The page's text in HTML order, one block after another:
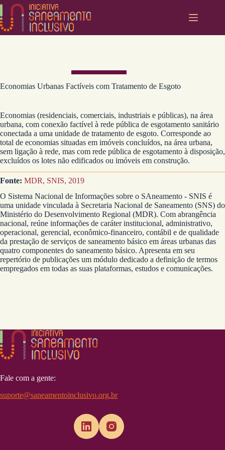
Pular
o
conteúdo
Economias Urbanas Factíveis com Tratamento de Esgoto
Economias (residenciais, comerciais, industriais e públicas), na área
urbana, com conexão factível à rede pública de esgotamento sanitário
conectada a uma unidade de tratamento de esgoto. Corresponde ao
total de economias situadas em imóveis concluídos, na área urbana,
sem ligação à rede, mas com rede pública de esgotamento à disposição,
excluídos os lotes não edificados ou imóveis em construção.
Fonte: MDR, SNIS, 2019
O Sistema Nacional de Informações sobre o SAneamento - SNIS é
uma unidade vinculada à Secretaria Nacional de Saneamento (SNS) do
Ministério do Desenvolvimento Regional (MDR). Com abrangência
nacional, reúne informações de caráter institucional, administrativo,
operacional, gerencial, econômico-financeiro, contábil e de qualidade
da prestação de serviços de saneamento básico em áreas urbanas das
quatro componentes do saneamento básico. Apresenta em seu
repertório de publicações um módulo dedicado a definição de termos
empregados em todas as suas plataformas, estudos e comunicações.
Fale com a gente:
suporte@saneamentoinclusivo.org.br